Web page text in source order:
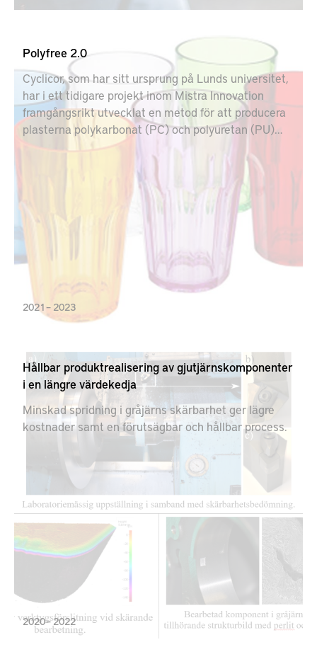
Polyfree 2.0
Cyclicor, som har sitt ursprung på Lunds universitet,
har i ett tidigare projekt inom Mistra Innovation
framgångsrikt utvecklat en metod för att producera
plasterna polykarbonat (PC) och polyuretan (PU)
utan giftiga tillsatser. Ett mål för projektet Polyfree
2.0 är att öka produktionen av de nya plasterna från
labbskala till mängder som gör att de medverkande
industriföretagen i sin tur kan ta steg mot färdiga
produkter. Andra mål är att plasterna ska bli
återvinningsbara samt få efterfrågade egenskaper.
2021 – 2023
Hållbar produktrealisering av gjutjärnskomponenter
i en längre värdekedja
Minskad spridning i gråjärns skärbarhet ger lägre
kostnader samt en förutsägbar och hållbar process.
2020 – 2022